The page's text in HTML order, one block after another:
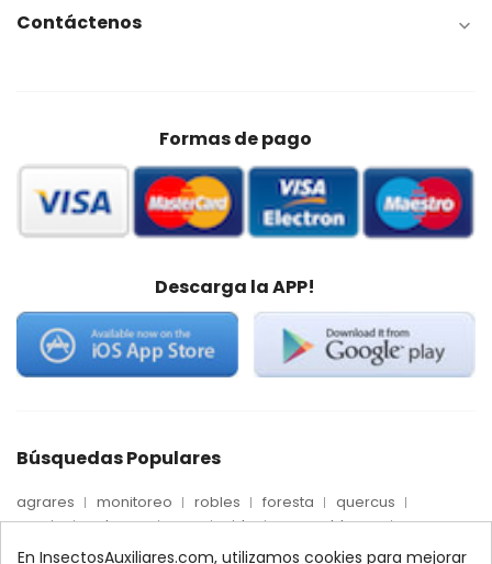
Contáctenos 
Formas de pago
Descarga la APP!
Búsquedas Populares
agrares monitoreo robles foresta
quercus
precio
palmera max nido
mosca blanca
biologico
trips
dosis
En InsectosAuxiliares.com, utilizamos cookies para mejorar